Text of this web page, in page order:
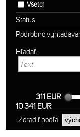
Všetci
Status
Podrobné
Hľadať:
311 EUR
10 341 EUR
Zoradiť podľa: